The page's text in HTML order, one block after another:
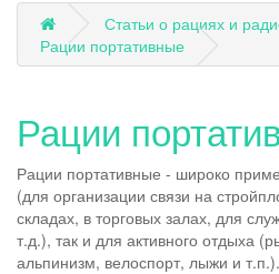
Статьи о рациях и
Рации портативные
Рации
Рации портативные - широко
(для организации связи на
складах, в торговых залах, для
т.д.), так и для активного отдыха
альпинизм, велоспорт, лыжи и т.п.).